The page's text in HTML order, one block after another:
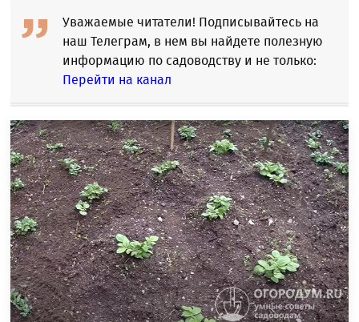
Уважаемые читатели! Подписывайтесь на
наш Телеграм, в нем вы найдете полезную
информацию по садоводству и не только:
Перейти на канал